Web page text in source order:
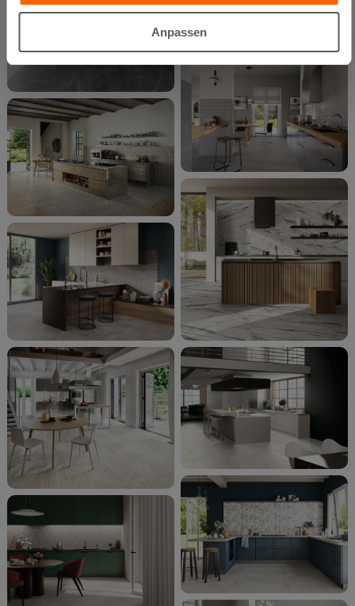
gesammelt haben, kombinieren. Falls Sie mehr wissen
möchten oder Ihre Zustimmung zu allen oder einigen
Zustimmung kann durch Klicken auf die Schaltfläche
„Cookies akzeptieren“ gegeben werden. Wenn Sie auf
die Schaltfläche "X" klicken, können Sie das Surfen erst
nach der Installation der technischen Cookies fortsetzen.
Anpassen